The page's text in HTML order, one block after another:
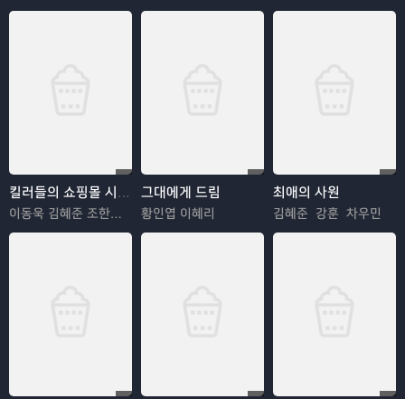
킬러들의 쇼핑몰 시즌2
이동욱 김혜준 조한선 김해나
그대에게 드림
황인엽 이혜리
최애의 사원
김혜준 강훈 차우민